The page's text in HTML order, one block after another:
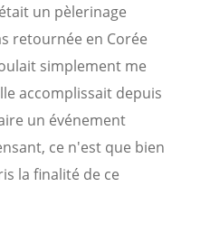
un pèlerinage
retournée en Corée
simplement me
accomplissait depuis
un événement
ce n'est que bien
la finalité de ce